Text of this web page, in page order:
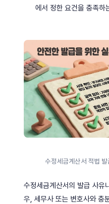
에서 정한 요건을 충족하
수정세금계산서 적법
수정세금계산서의 발급 사유
우, 세무사 또는 변호사와 충